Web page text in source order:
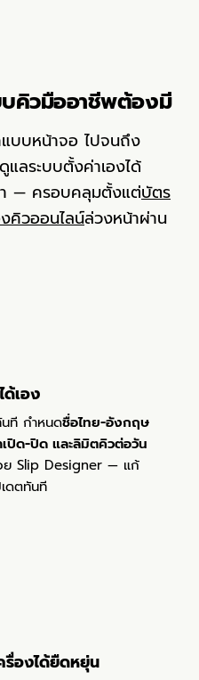
คิวมืออาชีพต้องมี
บบหน้าจอ ไปจนถึง
ลระบบตั้งค่าเองได้
— ครอบคลุมตั้งแต่บัตร
คิวออนไลน์ล่วงหน้าผ่าน
ด้เอง
ที กำหนดชื่อไทย-อังกฤษ
เปิด-ปิด และลิมิตคิวต่อวัน
ย Slip Designer — แก้
ดตทันที
รื่องได้ยืดหยุ่น